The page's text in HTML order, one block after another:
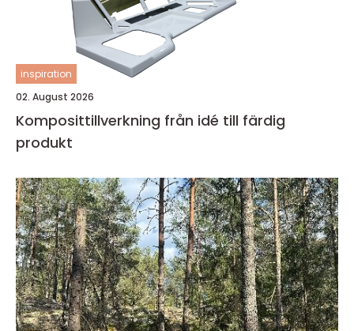
inspiration
02. August 2026
Komposittillverkning från idé till färdig
produkt